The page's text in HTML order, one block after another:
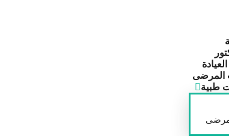
المرضى
طبية